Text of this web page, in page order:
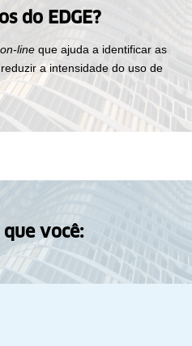
do EDGE?
on-line que ajuda a identificar as
a intensidade do uso de
você: